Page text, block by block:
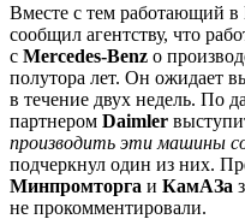
Вместе с тем работающий в
сообщил агентству, что
с Mercedes-Benz о
полутора лет. Он ожидает
в течение двух недель. По
партнером Daimler
производить эти машины
подчеркнул один из них.
Минпромторга и КамАЗа
не прокомментировали.